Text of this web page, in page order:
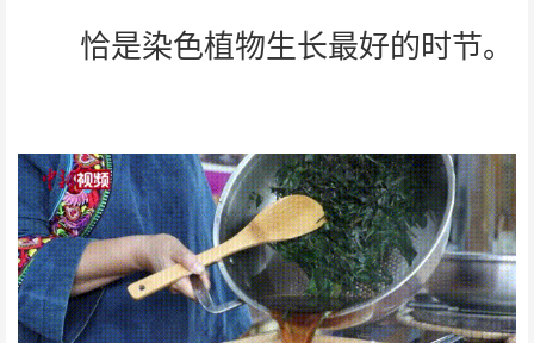
恰是染色植物生长最好的时节。